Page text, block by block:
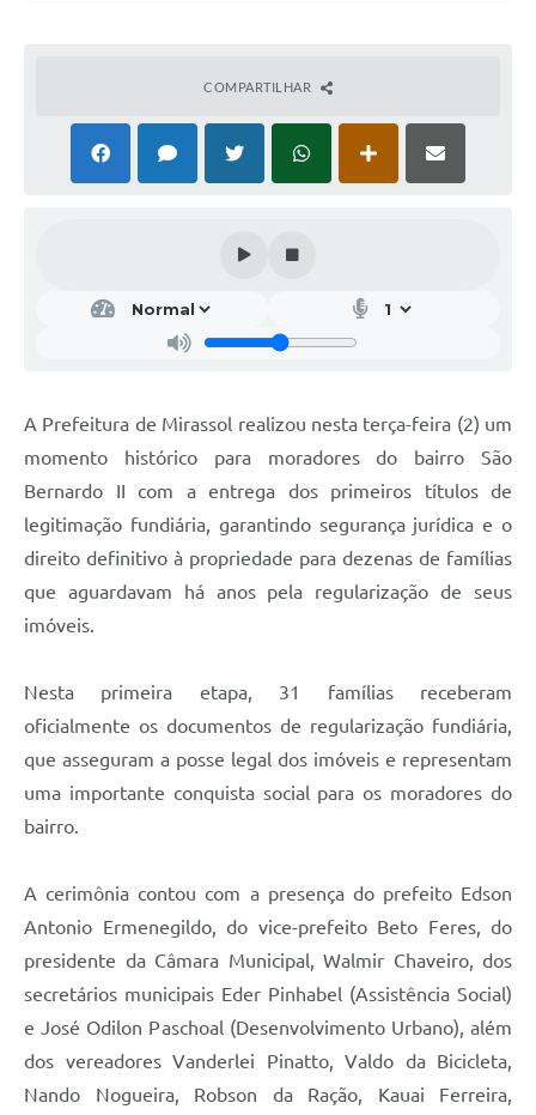
COMPARTILHAR
A Prefeitura de Mirassol realizou nesta terça-feira (2) um
momento histórico para moradores do bairro São
Bernardo II com a entrega dos primeiros títulos de
legitimação fundiária, garantindo segurança jurídica e o
direito definitivo à propriedade para dezenas de famílias
que aguardavam há anos pela regularização de seus
imóveis.
Nesta primeira etapa, 31 famílias receberam
oficialmente os documentos de regularização fundiária,
que asseguram a posse legal dos imóveis e representam
uma importante conquista social para os moradores do
bairro.
A cerimônia contou com a presença do prefeito Edson
Antonio Ermenegildo, do vice-prefeito Beto Feres, do
presidente da Câmara Municipal, Walmir Chaveiro, dos
secretários municipais Eder Pinhabel (Assistência Social)
e José Odilon Paschoal (Desenvolvimento Urbano), além
dos vereadores Vanderlei Pinatto, Valdo da Bicicleta,
Nando Nogueira, Robson da Ração, Kauai Ferreira,